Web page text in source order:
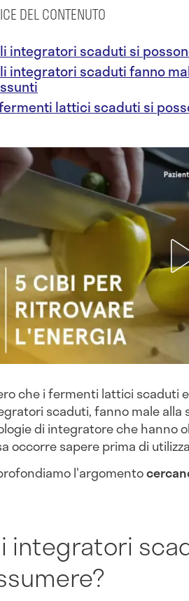
DEL CONTENUTO
integratori scaduti si
integratori scaduti fanno
lattici scaduti si
che i fermenti lattici scaduti
scaduti, fanno male alla
di integratore che hanno
occorre sapere prima di
l'argomento
integratori